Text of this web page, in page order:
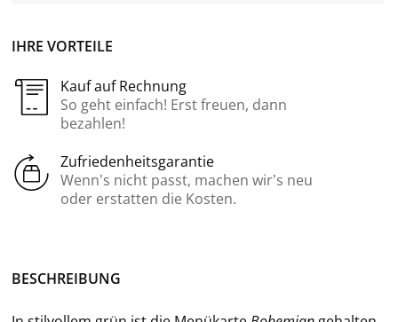
IHRE VORTEILE
Kauf auf Rechnung
So geht einfach! Erst freuen, dann
bezahlen!
Zufriedenheitsgarantie
Wenn’s nicht passt, machen wir’s neu
oder erstatten die Kosten.
BE­SCHREI­BUNG